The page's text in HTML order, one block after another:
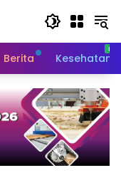
Berita Kesehatan